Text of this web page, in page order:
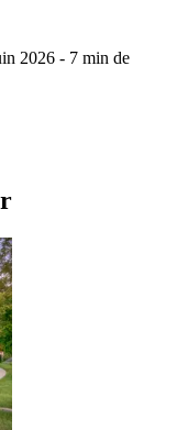
2026 - 7 min de